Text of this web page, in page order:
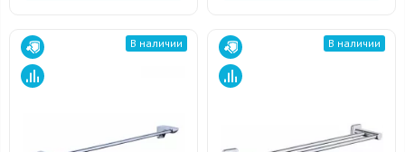
В наличии В наличии